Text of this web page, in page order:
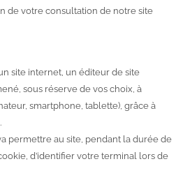
de votre consultation de notre site
site internet, un éditeur de site
sous réserve de vos choix, à
smartphone, tablette), grâce à
permettre au site, pendant la durée de
d’identifier votre terminal lors de